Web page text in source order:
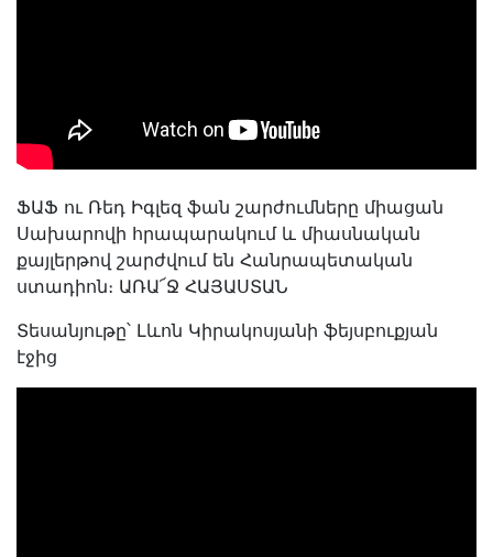
ՖԱՖ ու Ռեդ Իգլեզ ֆան շարժումները միացան
Սախարովի հրապարակում և միասնական
քայլերթով շարժվում են Հանրապետական
ստադիոն։ ԱՌԱ՜Ջ ՀԱՅԱՍՏԱՆ
Տեսանյութը՝ Լևոն Կիրակոսյանի ֆեյսբուքյան
էջից